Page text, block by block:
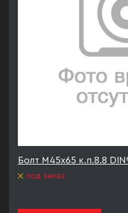
Болт М45х65 к.п.8.8
под заказ